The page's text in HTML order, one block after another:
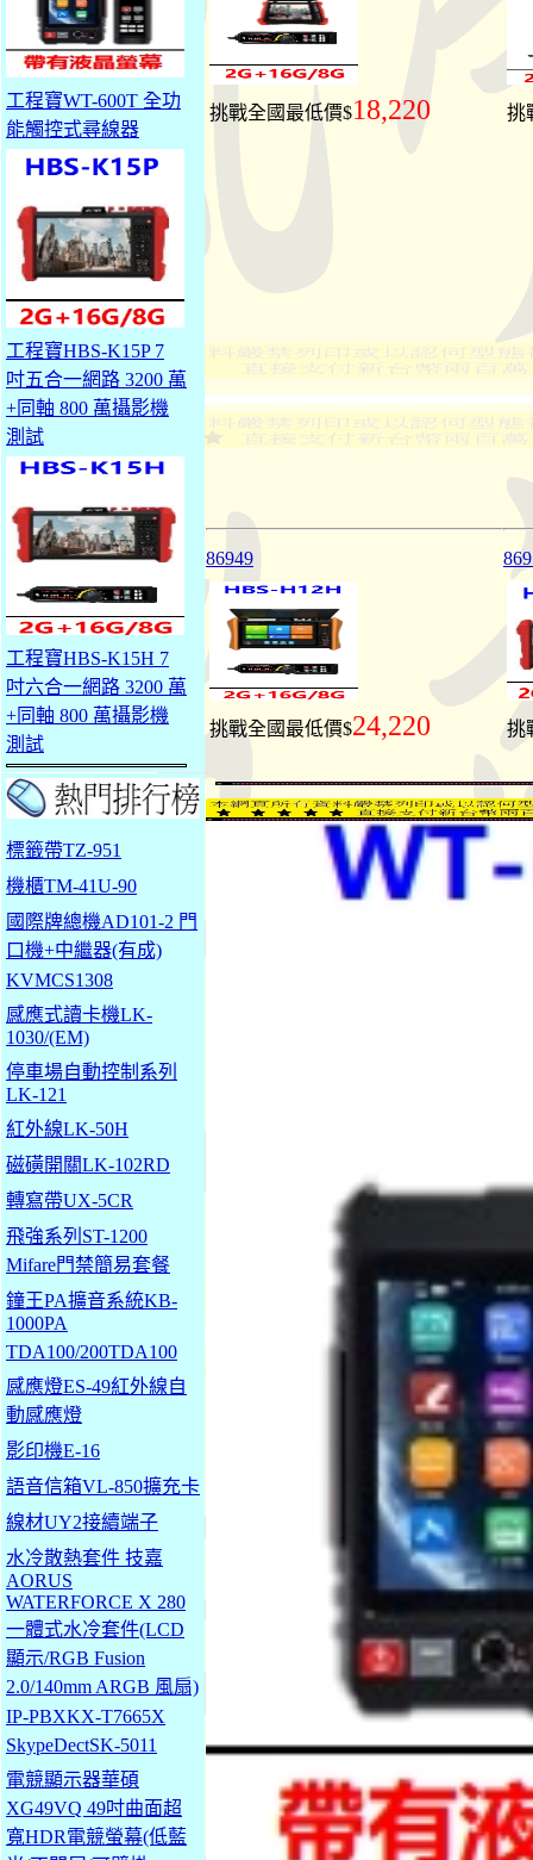
工程寶WT-600T 全功
能觸控式尋線器
工程寶HBS-K15P 7
吋五合一網路 3200 萬
+同軸 800 萬攝影機
測試
工程寶HBS-K15H 7
吋六合一網路 3200 萬
+同軸 800 萬攝影機
測試
標籤帶TZ-951
機櫃TM-41U-90
國際牌總機AD101-2 門
口機+中繼器(有成)
KVMCS1308
感應式讀卡機LK-
1030/(EM)
停車場自動控制系列
LK-121
紅外線LK-50H
磁磺開關LK-102RD
轉寫帶UX-5CR
飛強系列ST-1200
Mifare門禁簡易套餐
鐘王PA擴音系統KB-
1000PA
TDA100/200TDA100
感應燈ES-49紅外線自
動感應燈
影印機E-16
語音信箱VL-850擴充卡
線材UY2接續端子
水冷散熱套件 技嘉
AORUS
WATERFORCE X 280
一體式水冷套件(LCD
顯示/RGB Fusion
2.0/140mm ARGB 風扇)
IP-PBXKX-T7665X
SkypeDectSK-5011
電競顯示器華碩
XG49VQ 49吋曲面超
寬HDR電競螢幕(低藍
挑戰全國最低價$18,220 挑
86949
挑戰全國最低價$24,220 挑